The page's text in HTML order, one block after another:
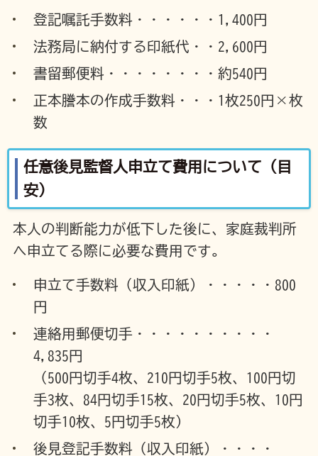
登記嘱託手数料・・・・・・1,400円
法務局に納付する印紙代・・2,600円
書留郵便料・・・・・・・・約540円
正本謄本の作成手数料・・・1枚250円×枚
数
任意後見監督人申立て費用について（目
安）
本人の判断能力が低下した後に、家庭裁判所
へ申立てる際に必要な費用です。
申立て手数料（収入印紙）・・・・・800
円
連絡用郵便切手・・・・・・・・・・
4,835円
（500円切手4枚、210円切手5枚、100円切
手3枚、84円切手15枚、20円切手5枚、10円
切手10枚、5円切手5枚）
後見登記手数料（収入印紙）・・・・